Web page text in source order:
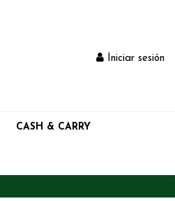
Iniciar sesión
CASH & CARRY